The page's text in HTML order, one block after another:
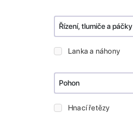
Řízení, tlumiče a páčky
Lanka a náhony
Pohon
Hnací řetězy